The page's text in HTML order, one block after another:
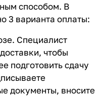
способом. В
3 варианта оплаты:
Специалист
чтобы
подготовить сдачу
документы, вносите